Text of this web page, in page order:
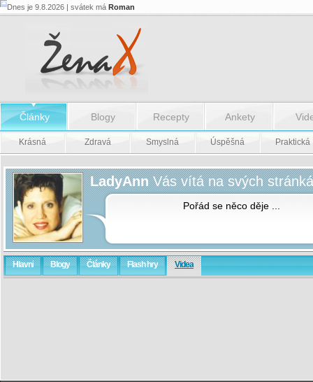
Dnes je 9.8.2026 | svátek má Roman
Články Blogy Recepty Ankety
Krásná Zdravá Smyslná Úspěšná Praktická
LadyAnn Vás vítá na svých
Pořád se něco děje ...
Hlavní Blogy Články Flash hry Videa